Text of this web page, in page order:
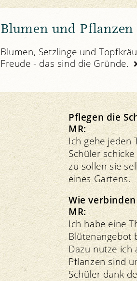
Blumen und Pflanzen
Blumen, Setzlinge und
Freude - das sind die Gründe.
Pflegen die
MR:
Ich gehe jeden
Schüler
zu sollen sie
eines Gartens.
Wie
MR:
Ich habe eine
Blütenangebot
Dazu nutze ich
Pflanzen sind
Schüler dank